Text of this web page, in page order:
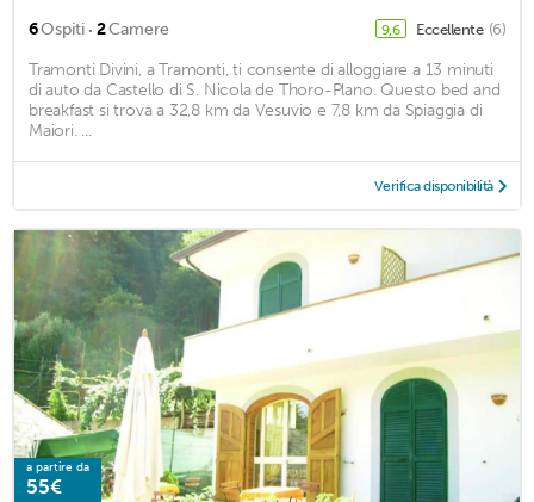
6Ospiti · 2Camere 9,6 Eccellente (6)
Tramonti Divini, a Tramonti, ti consente di alloggiare a 13 minuti
di auto da Castello di S. Nicola de Thoro-Plano. Questo bed and
breakfast si trova a 32,8 km da Vesuvio e 7,8 km da Spiaggia di
Maiori. ...
Verifica disponibilità
a partire da
55€